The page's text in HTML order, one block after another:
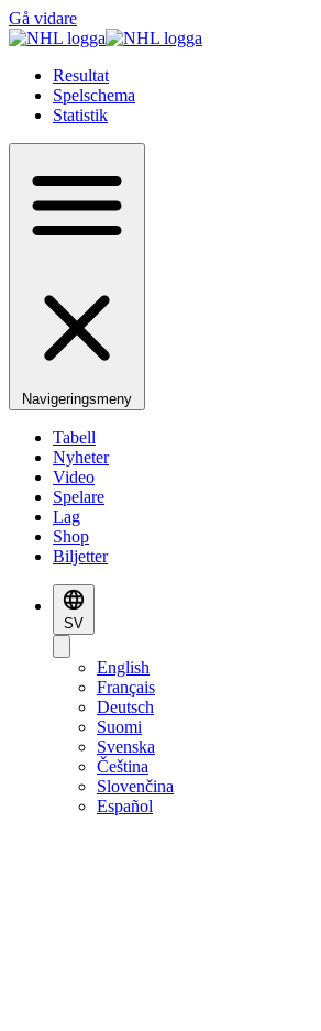
Gå vidare
Resultat
Spelschema
Statistik
Navigeringsmeny
Tabell
Nyheter
Video
Spelare
Lag
Shop
Biljetter
SV
English
Français
Deutsch
Suomi
Svenska
Čeština
Slovenčina
Español